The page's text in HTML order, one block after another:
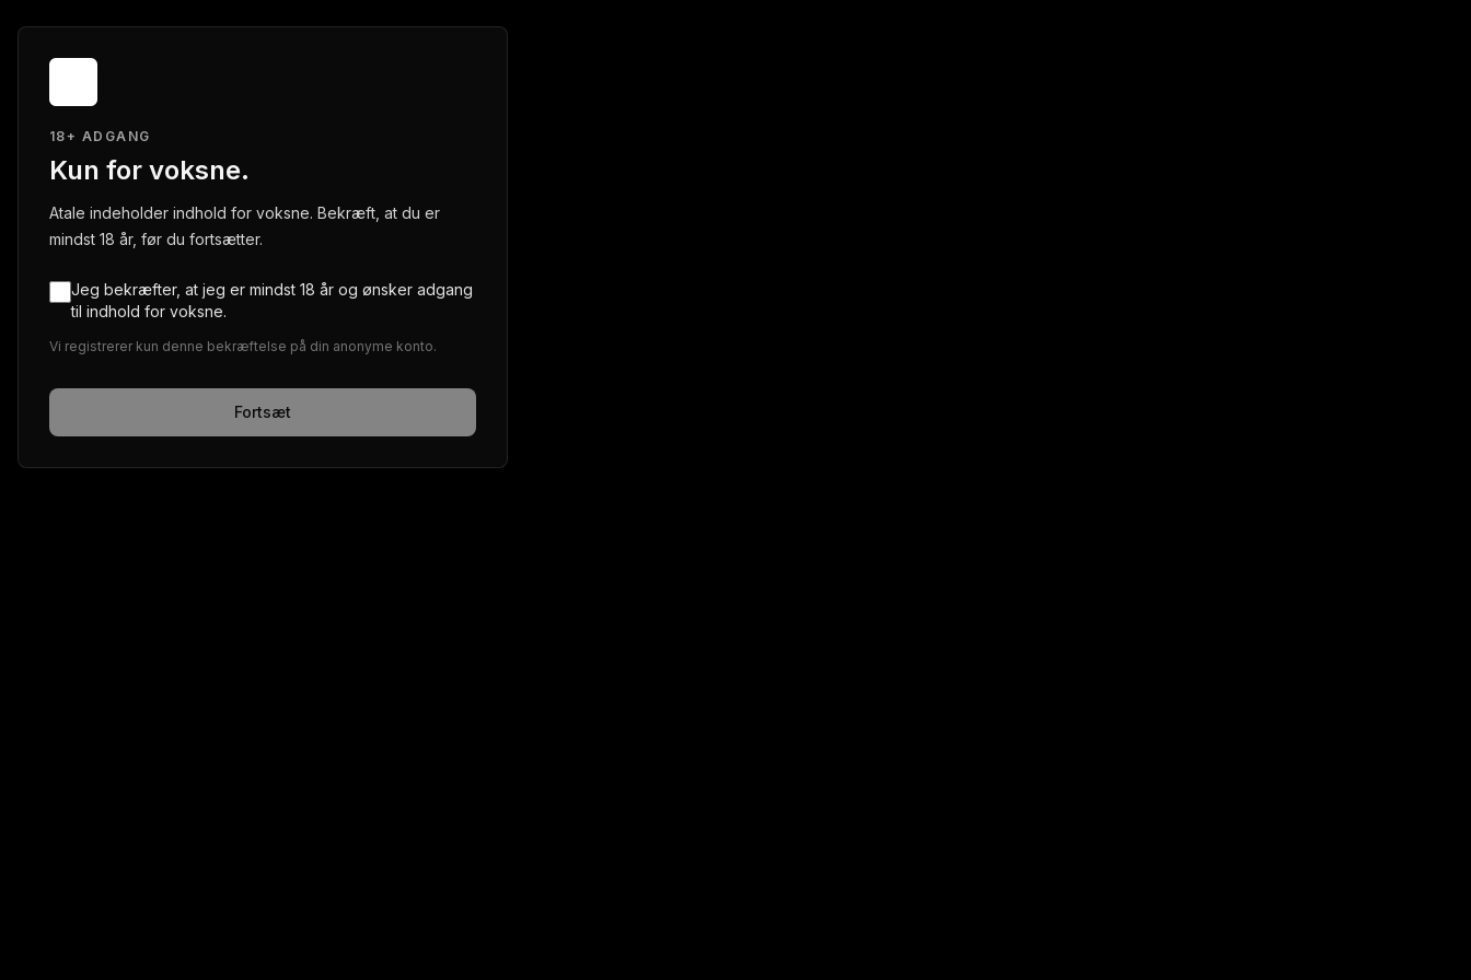
18+ ADGANG
Kun for voksne.
Atale indeholder indhold for voksne. Bekræft, at du er
mindst 18 år, før du fortsætter.
Jeg bekræfter, at jeg er mindst 18 år og ønsker adgang
til indhold for voksne.
Vi registrerer kun denne bekræftelse på din anonyme konto.
Fortsæt